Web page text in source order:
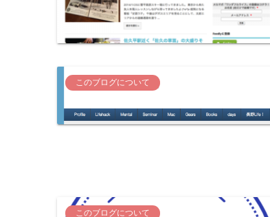
このブログについて
このブログについて